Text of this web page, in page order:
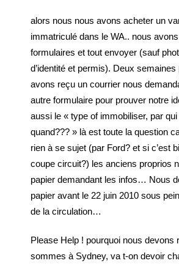
alors nous nous avons acheter un
immatriculé dans le WA.. nous
formulaires et tout envoyer (sauf
d’identité et permis). Deux
avons reçu un courrier nous
autre formulaire pour prouver notre
aussi le « type of immobiliser, par
quand??? » là est toute la question
rien à se sujet (par Ford? et si c’est
coupe circuit?) les anciens proprios
papier demandant les infos… Nous
papier avant le 22 juin 2010 sous
de la circulation…
Please Help ! pourquoi nous devons
sommes à Sydney, va t-on devoir